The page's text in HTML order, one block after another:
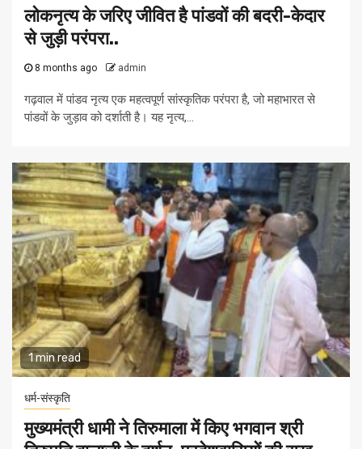
लोकनृत्य के जरिए जीवित है पांडवों की बदरी-केदार
से जुड़ी परंपरा..
8 months ago admin
गढ़वाल में पांडव नृत्य एक महत्वपूर्ण सांस्कृतिक परंपरा है, जो महाभारत से
पांडवों के जुड़ाव को दर्शाती है। यह नृत्य,...
1 min read
धर्म-संस्कृति
मुख्यमंत्री धामी ने तिरुमाला में किए भगवान श्री